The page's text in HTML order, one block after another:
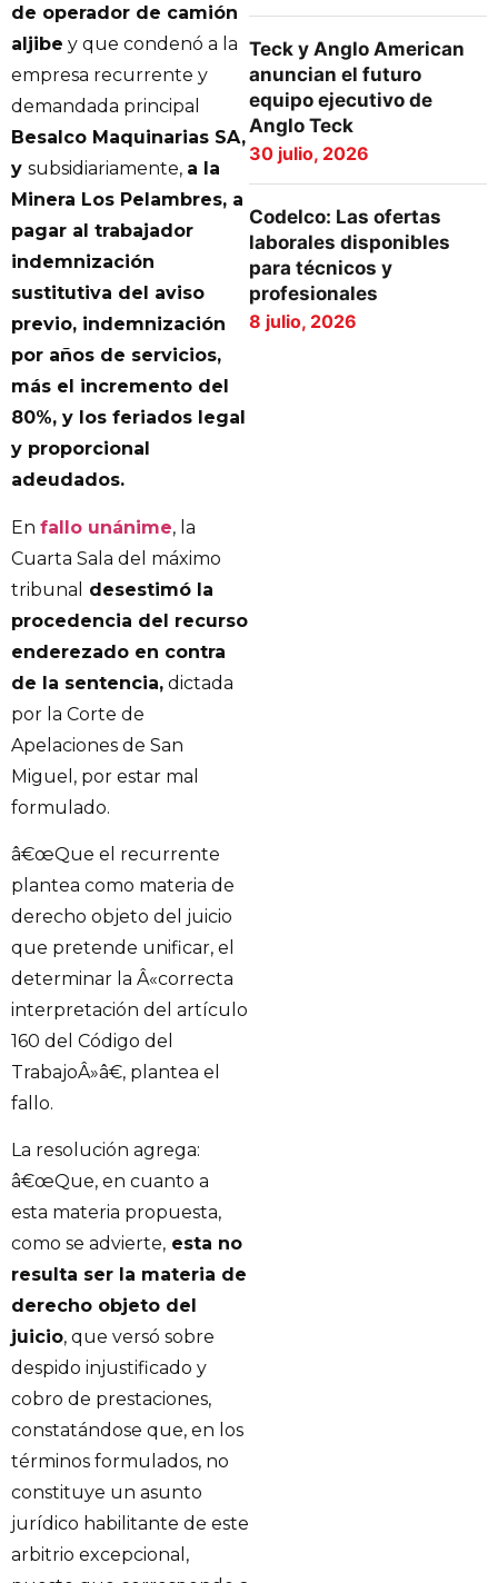
de operador de camión
aljibe y que condenó a la
empresa recurrente y
demandada principal
Besalco Maquinarias SA,
y subsidiariamente, a la
Minera Los Pelambres, a
pagar al trabajador
indemnización
sustitutiva del aviso
previo, indemnización
por años de servicios,
más el incremento del
80%, y los feriados legal
y proporcional
adeudados.
En fallo unánime, la
Cuarta Sala del máximo
tribunal
desestimó la
procedencia del recurso
enderezado en contra
de la sentencia, dictada
por la Corte de
Apelaciones de San
Miguel, por estar mal
formulado.
â€œQue el recurrente
plantea como materia de
derecho objeto del juicio
que pretende unificar, el
determinar la Â«correcta
interpretación del artículo
160 del Código del
TrabajoÂ»â€, plantea el
fallo.
La resolución agrega:
â€œQue, en cuanto a
esta materia propuesta,
como se advierte, esta no
resulta ser la materia de
derecho objeto del
juicio, que versó sobre
despido injustificado y
cobro de prestaciones,
constatándose que, en los
términos formulados, no
constituye un asunto
jurídico habilitante de este
arbitrio excepcional,
Teck y Anglo American
anuncian el futuro
equipo ejecutivo de
Anglo Teck
30 julio, 2026
Codelco: Las ofertas
laborales disponibles
para técnicos y
profesionales
8 julio, 2026